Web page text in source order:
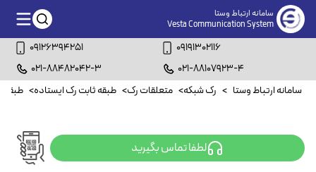
سامانه ارتباط وستا
Vesta Communication System
09126394251
09191302116
021-88482042-3
021-88107923-4
سامانه ارتباط وستا > رک شبکه> متعلقات رک> طبقه ثابت رک ایستاده> طبقه
لطفا تماس بگیرید